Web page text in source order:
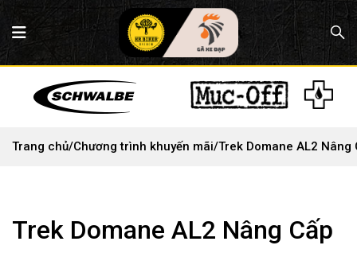
Trang chủ/Chương trình khuyến mãi/Trek Domane AL2 Nâng
Trek Domane AL2 Nâng Cấp